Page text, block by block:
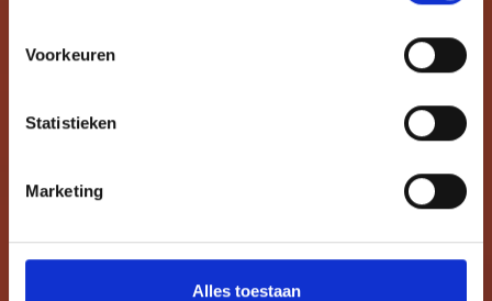
Voorkeuren
Statistieken
Marketing
Alles toestaan